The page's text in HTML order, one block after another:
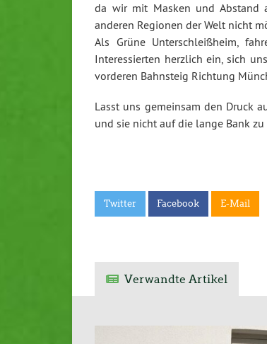
da wir mit Masken und Abstand
anderen Regionen der Welt nicht
Als Grüne Unterschleißheim,
Interessierten herzlich ein, sich
vorderen Bahnsteig Richtung
Lasst uns gemeinsam den Druck
und sie nicht auf die lange Bank zu
Twitter Facebook E-Mail
Verwandte Artikel